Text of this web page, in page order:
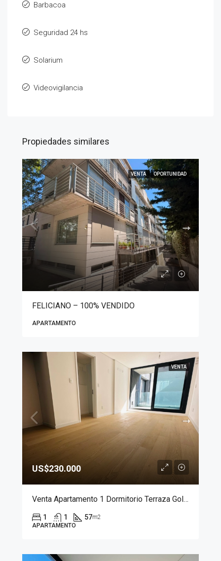
Barbacoa
Seguridad 24 hs
Solarium
Videovigilancia
Propiedades similares
VENTA OPORTUNIDAD
FELICIANO – 100% VENDIDO
APARTAMENTO
VENTA
US$230.000
Venta Apartamento 1 Dormitorio Terraza Golf Domus Punta Carretas
1 1 57m2
APARTAMENTO